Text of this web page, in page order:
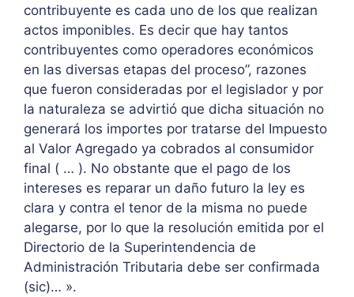
contribuyente es cada uno de los que realizan
actos imponibles. Es decir que hay tantos
contribuyentes como operadores económicos
en las diversas etapas del proceso”, razones
que fueron consideradas por el legislador y por
la naturaleza se advirtió que dicha situación no
generará los importes por tratarse del Impuesto
al Valor Agregado ya cobrados al consumidor
final ( … ). No obstante que el pago de los
intereses es reparar un daño futuro la ley es
clara y contra el tenor de la misma no puede
alegarse, por lo que la resolución emitida por el
Directorio de la Superintendencia de
Administración Tributaria debe ser confirmada
(sic)… ».